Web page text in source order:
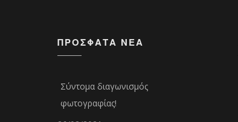
ΠΡΌΣΦΑΤΑ ΝΈΑ
Σύντομα διαγωνισμός
φωτογραφίας!